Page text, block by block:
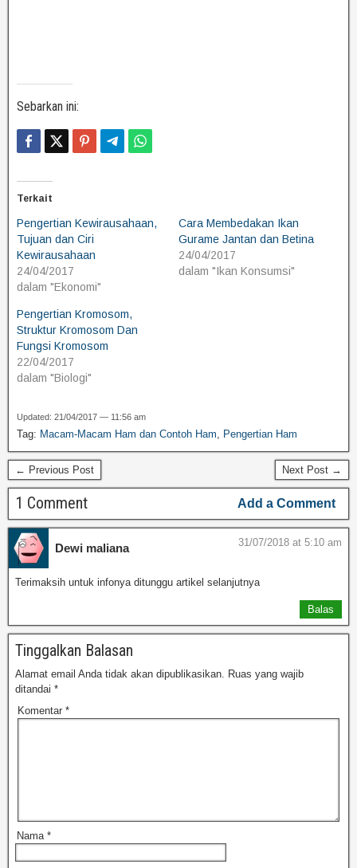
Sebarkan ini:
Terkait
Pengertian Kewirausahaan,
Tujuan dan Ciri
Kewirausahaan
24/04/2017
dalam "Ekonomi"
Cara Membedakan Ikan
Gurame Jantan dan Betina
24/04/2017
dalam "Ikan Konsumsi"
Pengertian Kromosom,
Struktur Kromosom Dan
Fungsi Kromosom
22/04/2017
dalam "Biologi"
Updated: 21/04/2017 — 11:56 am
Tag: Macam-Macam Ham dan Contoh Ham Pengertian Ham
← Previous Post Next Post →
1 Comment Add a Comment
Dewi maliana 31/07/2018 at 5:10 am
Terimaksih untuk infonya ditunggu artikel selanjutnya
Balas
Tinggalkan Balasan
Alamat email Anda tidak akan dipublikasikan.
Ruas yang wajib
ditandai *
Komentar *
Nama *